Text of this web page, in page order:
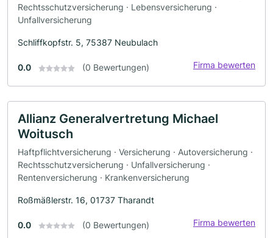
Rechtsschutzversicherung · Lebensversicherung ·
Unfallversicherung
Schliffkopfstr. 5, 75387 Neubulach
0.0 (0 Bewertungen) Firma bewerten
Allianz Generalvertretung Michael
Woitusch
Haftpflichtversicherung · Versicherung · Autoversicherung ·
Rechtsschutzversicherung · Unfallversicherung ·
Rentenversicherung · Krankenversicherung
Roßmäßlerstr. 16, 01737 Tharandt
0.0 (0 Bewertungen) Firma bewerten